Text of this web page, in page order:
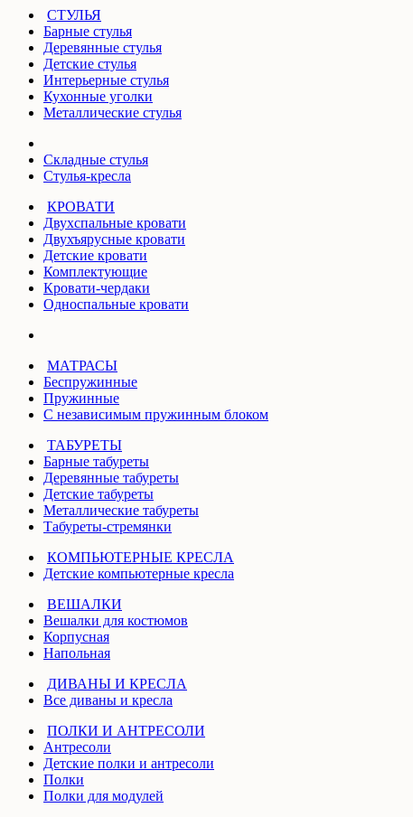
СТУЛЬЯ
Барные стулья
Деревянные стулья
Детские стулья
Интерьерные стулья
Кухонные уголки
Металлические стулья
Складные стулья
Стулья-кресла
КРОВАТИ
Двухспальные кровати
Двухъярусные кровати
Детские кровати
Комплектующие
Кровати-чердаки
Односпальные кровати
МАТРАСЫ
Беспружинные
Пружинные
С независимым пружинным блоком
ТАБУРЕТЫ
Барные табуреты
Деревянные табуреты
Детские табуреты
Металлические табуреты
Табуреты-стремянки
КОМПЬЮТЕРНЫЕ КРЕСЛА
Детские компьютерные кресла
ВЕШАЛКИ
Вешалки для костюмов
Корпусная
Напольная
ДИВАНЫ И КРЕСЛА
Все диваны и кресла
ПОЛКИ И АНТРЕСОЛИ
Антресоли
Детские полки и антресоли
Полки
Полки для модулей